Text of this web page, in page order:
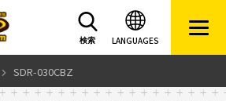
LANGUAGES
検索
SDR-030CBZ